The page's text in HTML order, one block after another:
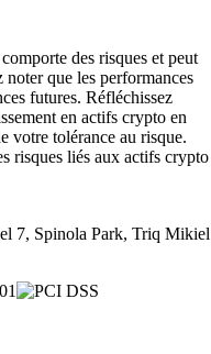
des risques et peut
que les performances
futures. Réfléchissez
en actifs crypto en
votre tolérance au risque.
risques liés aux actifs crypto
7, Spinola Park, Triq Mikiel